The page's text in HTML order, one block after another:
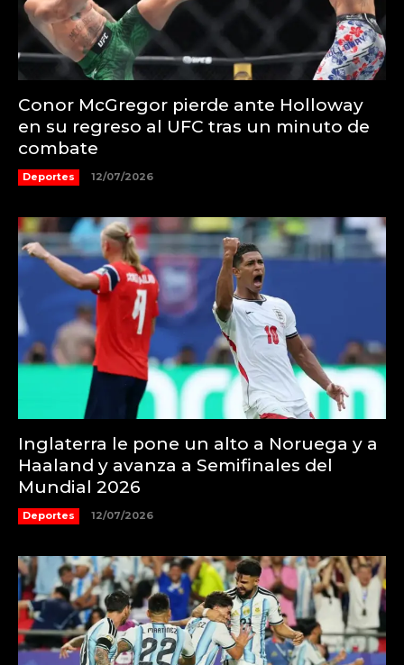
Conor McGregor pierde ante Holloway
en su regreso al UFC tras un minuto de
combate
Deportes 12/07/2026
Inglaterra le pone un alto a Noruega y a
Haaland y avanza a Semifinales del
Mundial 2026
Deportes 12/07/2026